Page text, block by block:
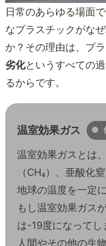
日常のあらゆる場面
なプラスチックがな
か？その理由は、プ
劣化というすべての
るからです。
温室効果ガス
温室効果ガスとは
（CH₄）、亜酸化
地球の温度を一定
もし温室効果ガス
は-19度になってし
人間やその他の生